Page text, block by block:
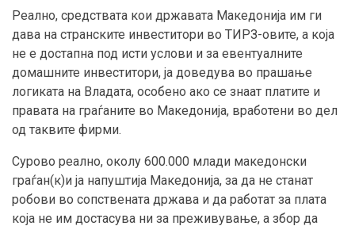
Реално, средствата кои државата Македонија им ги
дава на странските инвеститори во ТИРЗ-овите, а која
не е достапна под исти услови и за евентуалните
домашните инвеститори, ја доведува во прашање
логиката на Владата, особено ако се знаат платите и
правата на граѓаните во Македонија, вработени во дел
од таквите фирми.
Сурово реално, околу 600.000 млади македонски
граѓан(к)и ја напуштија Македонија, за да не станат
робови во сопствената држава и да работат за плата
која не им достасува ни за преживување, а збор да